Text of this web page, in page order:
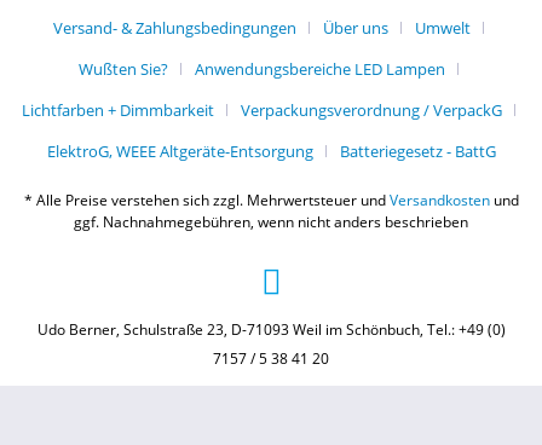
Versand- & Zahlungsbedingungen
Über uns
Umwelt
Wußten Sie?
Anwendungsbereiche LED Lampen
Lichtfarben + Dimmbarkeit
Verpackungsverordnung / VerpackG
ElektroG, WEEE Altgeräte-Entsorgung
Batteriegesetz - BattG
* Alle Preise verstehen sich zzgl. Mehrwertsteuer undVersandkostenund
ggf. Nachnahmegebühren, wenn nicht anders beschrieben
Udo Berner, Schulstraße 23, D-71093 Weil im Schönbuch, Tel.: +49 (0)
7157 / 5 38 41 20